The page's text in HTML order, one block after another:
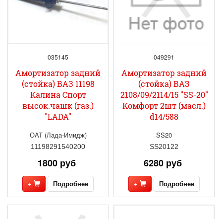
035145
Амортизатор задний
(стойка) ВАЗ 11198
Калина Спорт
высок.чашк (газ.)
"LADA"
ОАТ (Лада-Имидж)
11198291540200
1800 руб
+ Подробнее
049291
Амортизатор задний
(стойка) ВАЗ
2108/09/2114/15 "SS-20"
Комфорт 2шт (масл.)
d14/588
SS20
SS20122
6280 руб
+ Подробнее